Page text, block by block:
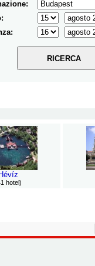
Hévíz
hotel)